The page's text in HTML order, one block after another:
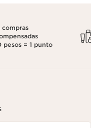
compras
pesos = 1 punto